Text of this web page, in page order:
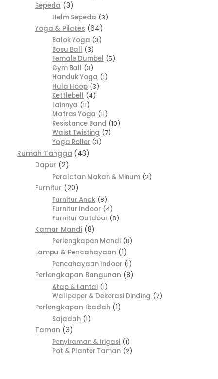
Sepeda
3
Helm Sepeda 3
Yoga & Pilates
64
Balok Yoga 3
Bosu Ball 3
Female Dumbel 5
Gym Ball 3
Handuk Yoga 1
Hula Hoop 3
Kettlebell 4
Lainnya 11
Matras Yoga 11
Resistance Band 10
Waist Twisting 7
Yoga Roller 3
Rumah Tangga 43
Dapur
2
Peralatan Makan & Minum 2
Furnitur
20
Furnitur Anak 8
Furnitur Indoor 4
Furnitur Outdoor 8
Kamar Mandi 8
Perlengkapan Mandi 8
Lampu & Pencahayaan
1
Pencahayaan Indoor 1
Perlengkapan Bangunan
8
Atap & Lantai 1
Wallpaper & Dekorasi Dinding 7
Perlengkapan Ibadah
1
Sajadah 1
Taman
3
Penyiraman & Irigasi 1
Pot & Planter Taman 2